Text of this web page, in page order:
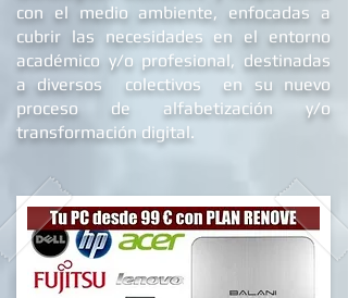
con el medio ambiente, enfocadas a
cubrir las necesidades en el entorno
académico y/o profesional, destinadas
a diversos colectivos en su nuevo
proceso de alfabetización y/o
transformación digital.